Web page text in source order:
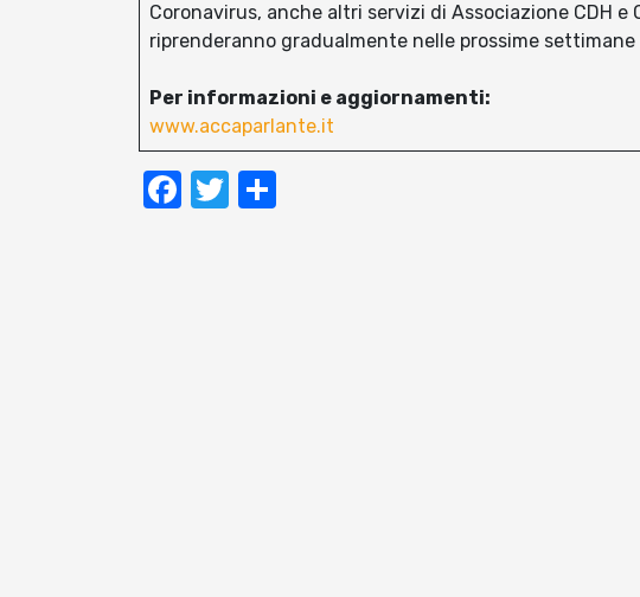
Coronavirus, anche altri servizi di Associazione CDH
riprenderanno gradualmente nelle prossime
Per informazioni e aggiornamenti:
www.accaparlante.it
Facebook
Twitter